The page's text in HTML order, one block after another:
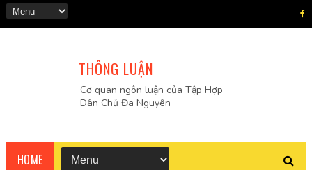
THÔNG LUẬN
Cơ quan ngôn luận của Tập Hợp
Dân Chủ Đa Nguyên
HOME